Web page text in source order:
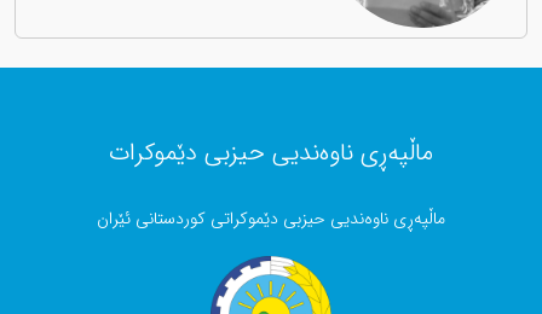
ماڵپەڕی ناوەندیی حیزبی دێموکرات
ماڵپەڕی ناوەندیی حیزبی دێموکراتی کوردستانی ئێران